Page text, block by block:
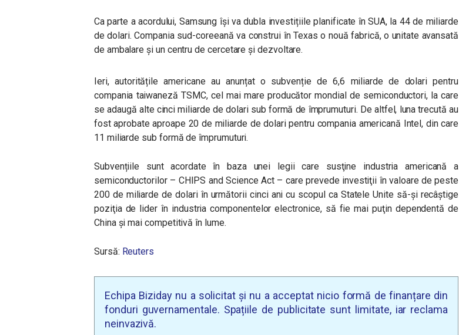
Ca parte a acordului, Samsung își va dubla investițiile planificate în SUA, la 44 de miliarde
de dolari. Compania sud-coreeană va construi în Texas o nouă fabrică, o unitate avansată
de ambalare și un centru de cercetare și dezvoltare.
Ieri, autoritățile americane au anunțat o subvenție de6,6 miliarde de dolari pentru
compania taiwanezăTSMC, cel mai mare producător mondial de semiconductori, la care
se adaugă alte cinci miliarde de dolari sub formă de împrumuturi. De altfel, luna trecută au
fost aprobate aproape 20 de miliarde de dolari pentru compania americană Intel, din care
11 miliarde sub formă de împrumuturi.
Subvențiile sunt acordate în baza unei legii care susţine industria americană a
semiconductorilor – CHIPS and Science Act – care prevede investiţii în valoare de peste
200 de miliarde de dolari în următorii cinci ani cu scopul ca Statele Unite să-şi recâștige
poziţia de lider în industria componentelor electronice, să fie mai puţin dependentă de
China şi mai competitivă în lume.
Sursă: Reuters
Echipa Biziday nu a solicitat și nu a acceptat nicio formă de finanțare din
fonduri guvernamentale. Spațiile de publicitate sunt limitate, iar reclama
neinvazivă.